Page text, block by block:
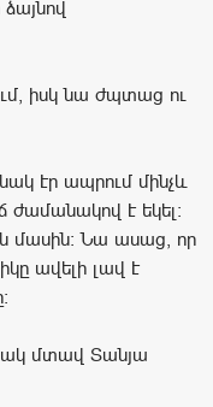
իսկ նա ժպտաց ու
էր ապրում մինչև
ժամանակով է եկել:
մասին: Նա ասաց, որ
ավելի լավ է
մտավ Տանյա